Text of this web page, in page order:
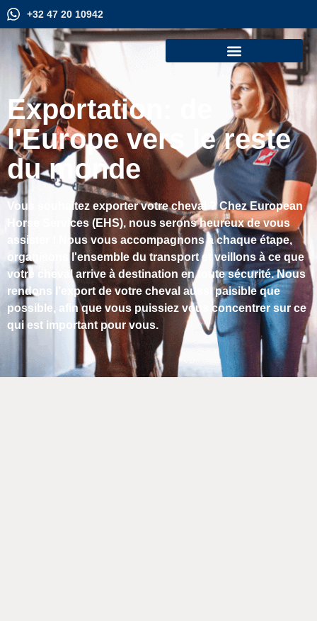
+32 47 20 10942
Exportation: de
l'Europe vers le reste
du monde
Vous souhaitez exporter votre cheval ? Chez European
Horse Services (EHS), nous serons heureux de vous
assister ! Nous vous accompagnons à chaque étape,
organisons l'ensemble du transport et veillons à ce que
votre cheval arrive à destination en toute sécurité. Nous
rendons l’export de votre cheval aussi paisible que
possible, afin que vous puissiez vous concentrer sur ce
qui est important pour vous.